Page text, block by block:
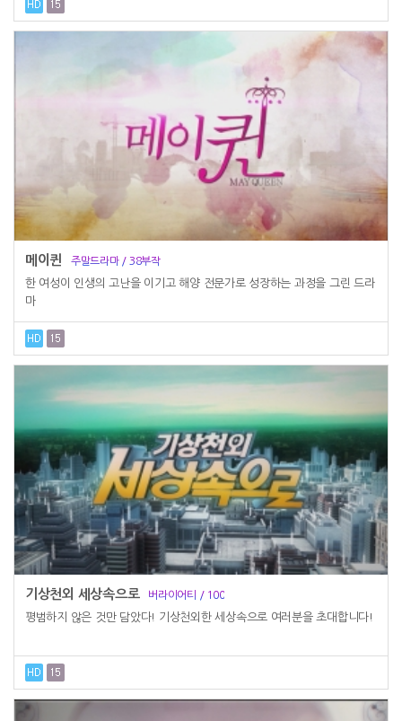
메이퀸 주말드라마 / 38부작
한 여성이 인생의 고난을 이기고 해양 전문가로 성장하는 과정을 그린 드라
마
기상천외 세상속으로 버라이어티 / 100
평범하지 않은 것만 담았다! 기상천외한 세상속으로 여러분을 초대합니다!